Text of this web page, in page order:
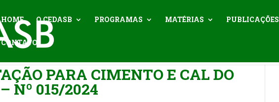
HOME O CEDASB PROGRAMAS MATÉRIAS PUBLICAÇÕES
CONTATO
PARA CIMENTO E CAL DO
Nº 015/2024